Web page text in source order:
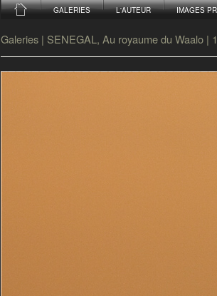
GALERIES L'AUTEUR IMAGES
Galeries | SENEGAL, Au royaume du Waalo |